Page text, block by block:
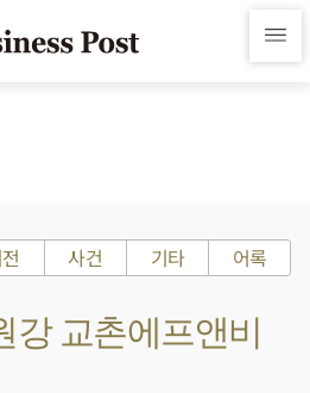
사건 기타 어록
강 교촌에프앤비